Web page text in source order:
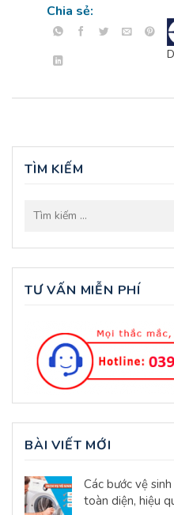
Chia sẻ:
TÌM KIẾM
TƯ VẤN MIỄN PHÍ
BÀI VIẾT MỚI
Các bước vệ
toàn diện, hiệu